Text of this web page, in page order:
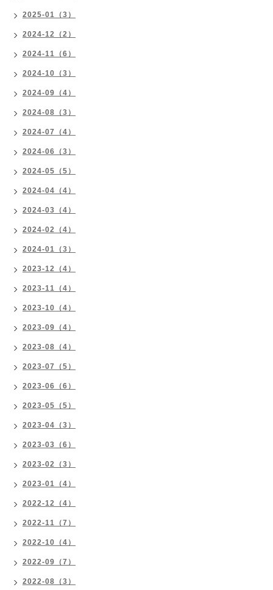
2025-01（3）
2024-12（2）
2024-11（6）
2024-10（3）
2024-09（4）
2024-08（3）
2024-07（4）
2024-06（3）
2024-05（5）
2024-04（4）
2024-03（4）
2024-02（4）
2024-01（3）
2023-12（4）
2023-11（4）
2023-10（4）
2023-09（4）
2023-08（4）
2023-07（5）
2023-06（6）
2023-05（5）
2023-04（3）
2023-03（6）
2023-02（3）
2023-01（4）
2022-12（4）
2022-11（7）
2022-10（4）
2022-09（7）
2022-08（3）